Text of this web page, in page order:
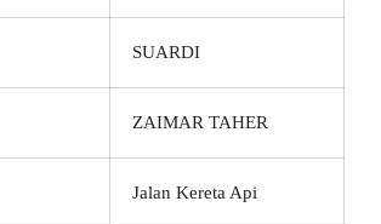
SUARDI
ZAIMAR TAHER
Jalan Kereta Api